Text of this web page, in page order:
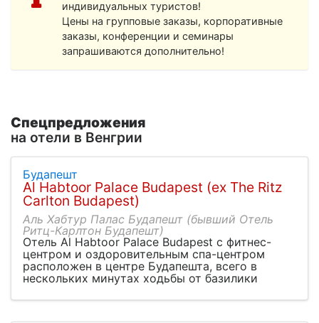
индивидуальных туристов!
Цены на групповые заказы, корпоративные
заказы, конференции и семинары
запрашиваются дополнительно!
Спецпредложения
на отели в Венгрии
Будапешт
Al Habtoor Palace Budapest (ex The Ritz
Carlton Budapest)
Аль Хабтур Палас Будапешт (бывший Отель
Ритц-Карлтон Будапешт)
Отель Al Habtoor Palace Budapest с фитнес-
центром и оздоровительным спа-центром
расположен в центре Будапешта, всего в
нескольких минутах ходьбы от базилики